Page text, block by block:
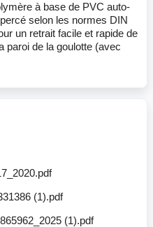
à base de PVC auto-
selon les normes DIN
un retrait facile et rapide de
paroi de la goulotte (avec
(1).pdf
(1).pdf